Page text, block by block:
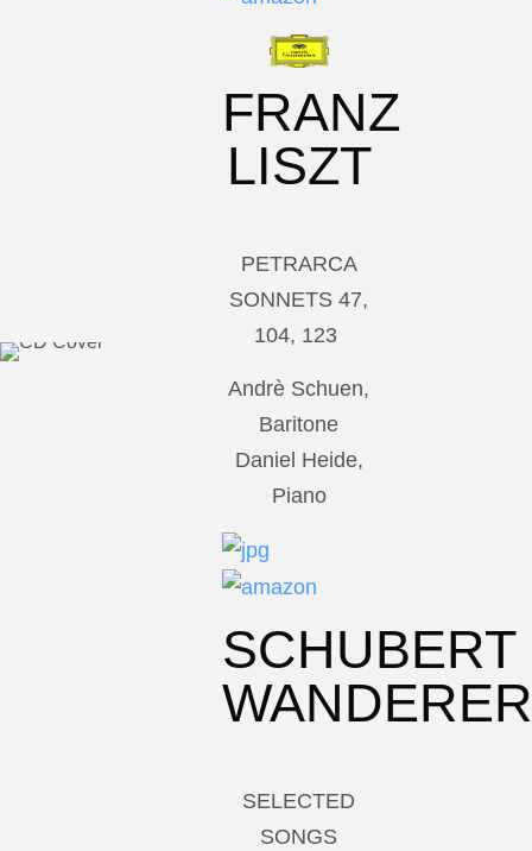
FRANZ
LISZT
PETRARCA
SONNETS 47,
104, 123
Andrè Schuen,
Baritone
Daniel Heide,
Piano
SCHUBERT
WANDERER
SELECTED
SONGS